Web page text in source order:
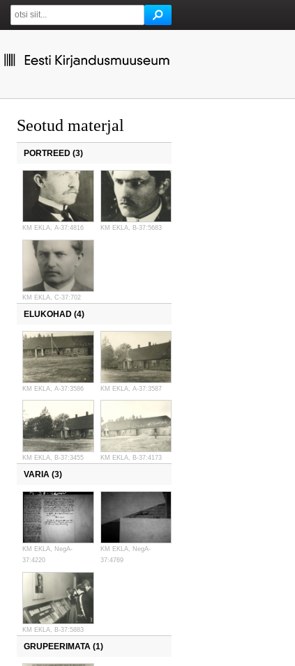
Seotud materjal
PORTREED (3)
KM EKLA, A-37:4816 KM EKLA, B-37:5683
KM EKLA, C-37:702
ELUKOHAD (4)
KM EKLA, A-37:3586 KM EKLA, A-37:3587
KM EKLA, B-37:3455 KM EKLA, B-37:4173
VARIA (3)
KM EKLA, NegA-
37:4220
KM EKLA, NegA-
37:4769
KM EKLA, B-37:5883
GRUPEERIMATA (1)